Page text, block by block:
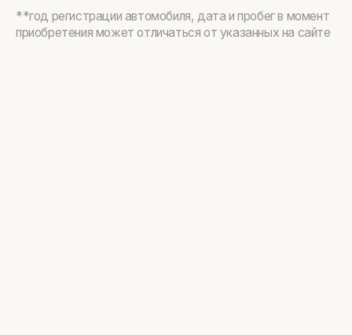
**год регистрации автомобиля, дата и пробег в момент
приобретения может отличаться от указанных на сайте